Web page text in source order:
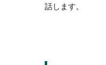
話します。